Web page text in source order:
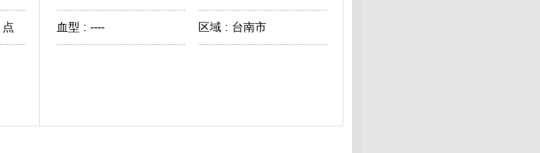
血型 : ---- 区域 : 台南市